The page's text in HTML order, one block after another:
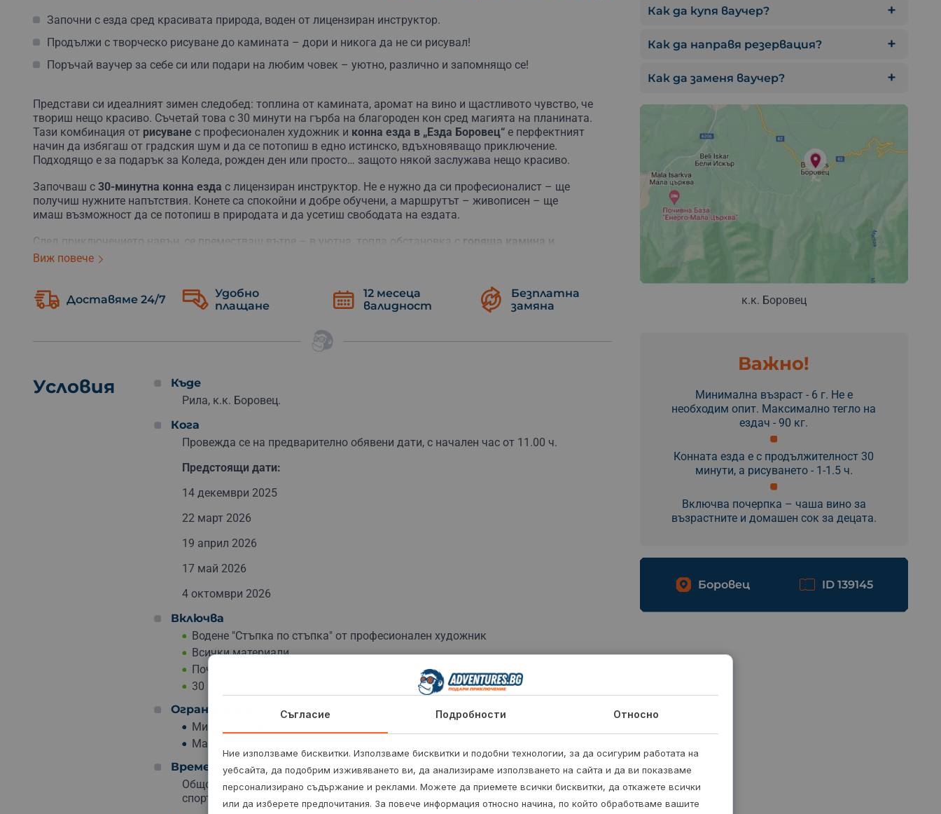
Започни с езда сред красивата природа, воден от лицензиран инструктор.
Продължи с творческо рисуване до камината – дори и никога да не си рисувал!
Поръчай ваучер за себе си или подари на любим човек – уютно, различно и запомнящо се!
Представи си идеалният зимен следобед: топлина от камината, аромат на вино и щастливото чувство, че
твориш нещо красиво. Съчетай това с 30 минути на гърба на благороден кон сред магията на планината.
Тази комбинация от рисуване с професионален художник и конна езда в „Езда Боровец“ е перфектният
начин да избягаш от градския шум и да се потопиш в едно истинско, вдъхновяващо приключение.
Подходящо е за подарък за Коледа, рожден ден или просто… защото някой заслужава нещо красиво.
Започваш с 30-минутна конна езда с лицензиран инструктор. Не е нужно да си професионалист – ще
получиш нужните напътствия. Конете са спокойни и добре обучени, а маршрутът – живописен – ще
имаш възможност да се потопиш в природата и да усетиш свободата на ездата.
След приключението навън, се преместваш вътре – в уютна, топла обстановка с горяща камина и
творческа атмосфера
Докато рисуваш, ще има
почерпка– за възрастните чаша ароматно вино, а за децата – домашен сок.
емоциите ще останат много по-дълго.
преживяване или оригинален начин да зарадваш приятел.
любим човек – една вълшебна среща с изкуството и природата.
– за подарък или за себе си – и създай спомени, които топлят дълго!
Виж повече
Доставяме 24/7
Удобно
плащане
12 месеца
валидност
Безплатна
замяна
Условия
Къде
Рила, к.к. Боровец.
Кога
Провежда се на предварително обявени дати, с начален час от 11.00 ч.
Предстоящи дати:
14 декември 2025
22 март 2026
19 април 2026
17 май 2026
4 октомври 2026
Включва
Водене "Стъпка по стъпка" от професионален художник
Всички материали
Почерпка – чаша ароматно вино за възрастните и домашен сок за децата
30 минути конна езда с лицензиран инструктор по конен спорт
Ограничения
Минимална възраст - 6 г. Не е необходим опит.
Максимално тегло на ездач - 90 кг.
Времетраене
Общо около 2 часа - 30 минути конна езда с лицензиран инструктор по конен
спорт; рисуване - около 1 ч.- 1,30 мин.
Как да купя ваучер?
Как да направя резервация?
Как да заменя ваучер?
к.к. Боровец
Важно!
Минимална възраст - 6 г. Не е
необходим опит. Максимално тегло на
ездач - 90 кг.
Конната езда е с продължителност 30
минути, а рисуването - 1-1.5 ч.
Включва почерпка – чаша вино за
възрастните и домашен сок за децата.
Боровец ID 139145
Съгласие Подробности Относно
Ние използваме бисквитки. Използваме бисквитки и подобни технологии, за да осигурим работата на
уебсайта, да подобрим изживяването ви, да анализираме използването на сайта и да ви показваме
персонализирано съдържание и реклами. Можете да приемете всички бисквитки, да откажете всички
или да изберете предпочитания. За повече информация относно начина, по който обработваме вашите